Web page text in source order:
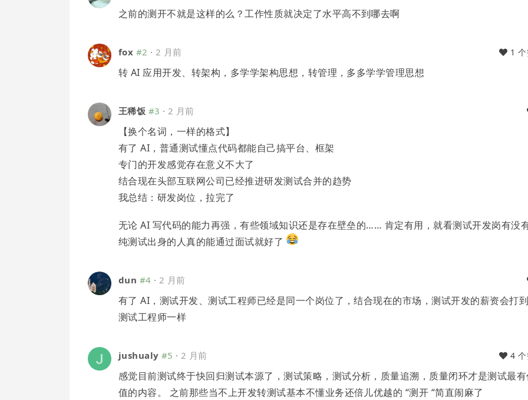
之前的测开不就是这样的么？工作性质就决定了水平高不到哪去啊
fox #2 · 2 月前 1
转 AI 应用开发、转架构，多学学架构思想，转管理，多多学学管理思想
王稀饭 #3 · 2 月前
【换个名词，一样的格式】
有了 AI，普通测试懂点代码都能自己搞平台、框架
专门的开发感觉存在意义不大了
结合现在头部互联网公司已经推进研发测试合并的趋势
我总结：研发岗位，拉完了
无论 AI 写代码的能力再强，有些领域知识还是存在壁垒的…… 肯定有用，就看测试开发岗有没
纯测试出身的人真的能通过面试就好了
dun #4 · 2 月前
有了 AI，测试开发、测试工程师已经是同一个岗位了，结合现在的市场，测试开发的薪资会打
测试工程师一样
jushualy #5 · 2 月前 4
感觉目前测试终于快回归测试本源了，测试策略，测试分析，质量追溯，质量闭环才是测试最
值的内容。 之前那些当不上开发转测试基本不懂业务还倍儿优越的 “测开 “简直闹麻了